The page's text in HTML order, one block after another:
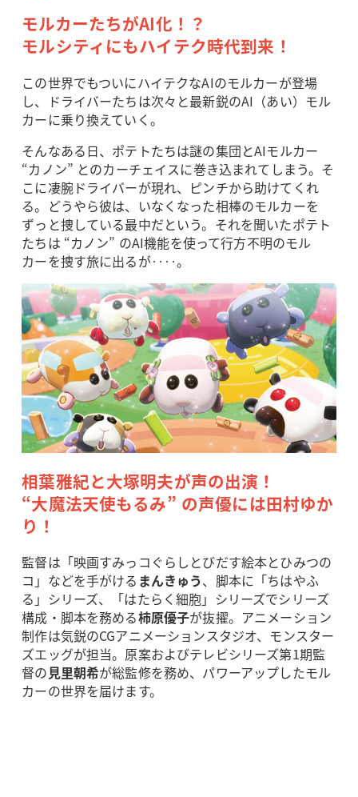
モルカーたちがAI化！？
モルシティにもハイテク時代到来！
この世界でもついにハイテクなAIのモルカーが登場
し、ドライバーたちは次々と最新鋭のAI（あい）モル
カーに乗り換えていく。
そんなある日、ポテトたちは謎の集団とAIモルカー
“カノン” とのカーチェイスに巻き込まれてしまう。そ
こに凄腕ドライバーが現れ、ピンチから助けてくれ
る。どうやら彼は、いなくなった相棒のモルカーを
ずっと捜している最中だという。それを聞いたポテト
たちは “カノン” のAI機能を使って行方不明のモル
カーを捜す旅に出るが‥‥。
相葉雅紀と大塚明夫が声の出演！
“大魔法天使もるみ” の声優には田村ゆか
り！
監督は「映画すみっコぐらしとびだす絵本とひみつの
コ」などを手がける まんきゅう、脚本に「ちはやふ
る」シリーズ、「はたらく細胞」シリーズでシリーズ
構成・脚本を務める柿原優子が抜擢。アニメーション
制作は気鋭のCGアニメーションスタジオ、モンスター
ズエッグが担当。原案およびテレビシリーズ第1期監
督の見里朝希が総監修を務め、パワーアップしたモル
カーの世界を届けます。